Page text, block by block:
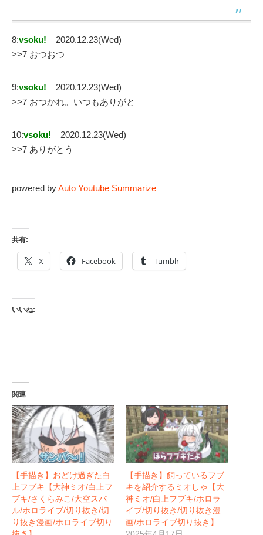
8:vsoku!
2020.12.23(Wed)
>>7 おつおつ
9:vsoku!
2020.12.23(Wed)
>>7 おつかれ。いつもありがと
10:vsoku!
2020.12.23(Wed)
>>7 ありがとう
powered byAuto Youtube Summarize
共有:
X Facebook Tumblr
いいね:
関連
【手描き】おどけ過ぎた白
上フブキ【大神ミオ/白上フ
ブキ/さくらみこ/大空スバ
ル/ホロライブ/切り抜き/切
り抜き漫画/ホロライブ切り
【手描き】飼っているフブ
キを紹介するミオしゃ【大
神ミオ/白上フブキ/ホロラ
イブ/切り抜き/切り抜き漫
画/ホロライブ切り抜き】